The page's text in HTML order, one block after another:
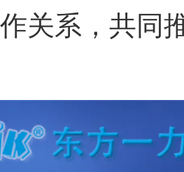
关系，共同